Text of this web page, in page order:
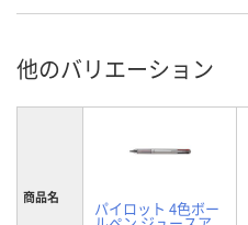
他のバリエーション
商品名
パイロット 4色ボー